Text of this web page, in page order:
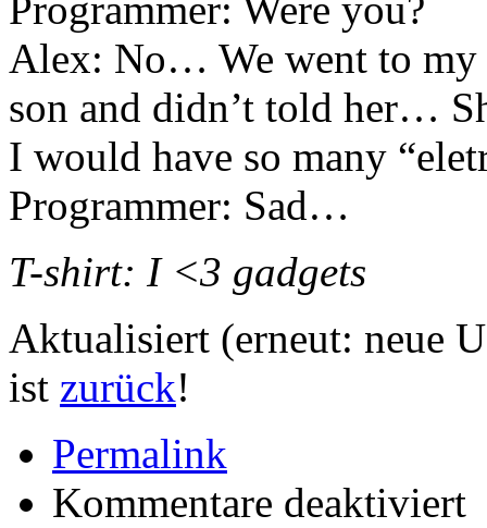
Programmer: Were you?
Alex: No… We went to my
son and didn’t told her…
I would have so many
Programmer: Sad…
T-shirt: I <3 gadgets
Aktualisiert (erneut: neue
ist zurück!
Permalink
Kommentare deaktiviert